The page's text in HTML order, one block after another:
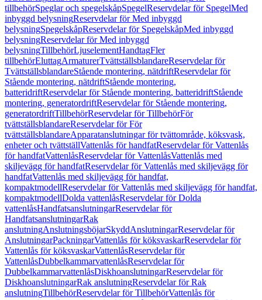
tillbehörSpeglar och spegelskåpSpegelReservdelar för SpegelMed
inbyggd belysningReservdelar för Med inbyggd
belysningSpegelskåpReservdelar för SpegelskåpMed inbyggd
belysningReservdelar för Med inbyggd
belysningTillbehörLjuselementHandtagFler
tillbehörEluttagArmaturerTvättställsblandareReservdelar för
TvättställsblandareStående montering, nätdriftReservdelar för
Stående montering, nätdriftStående montering,
batteridriftReservdelar för Stående montering, batteridriftStående
montering, generatordriftReservdelar för Stående montering,
generatordriftTillbehörReservdelar för TillbehörFör
tvättställsblandareReservdelar för För
tvättställsblandareApparatanslutningar för tvättområde, köksvask,
enheter och tvättställVattenlås för handfatReservdelar för Vattenlås
för handfatVattenlåsReservdelar för VattenlåsVattenlås med
skiljevägg för handfatReservdelar för Vattenlås med skiljevägg för
handfatVattenlås med skiljevägg för handfat,
kompaktmodellReservdelar för Vattenlås med skiljevägg för handfat,
kompaktmodellDolda vattenlåsReservdelar för Dolda
vattenlåsHandfatsanslutningarReservdelar för
HandfatsanslutningarRak
anslutningAnslutningsböjarSkyddAnslutningarReservdelar för
AnslutningarPackningarVattenlås för köksvaskarReservdelar för
Vattenlås för köksvaskarVattenlåsReservdelar för
VattenlåsDubbelkammarvattenlåsReservdelar för
DubbelkammarvattenlåsDiskhoanslutningarReservdelar för
DiskhoanslutningarRak anslutningReservdelar för Rak
anslutningTillbehörReservdelar för TillbehörVattenlås för